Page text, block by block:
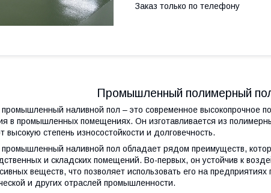
Заказ только по телефону
Промышленный полимерный
наливной пол – это современное высокопрочное
в промышленных помещениях. Он изготавливается из
высокую степень износостойкости и долговечность.
наливной пол обладает рядом преимуществ,
и складских помещений. Во-первых, он устойчив к
веществ, что позволяет использовать его на
и других отраслей промышленности.